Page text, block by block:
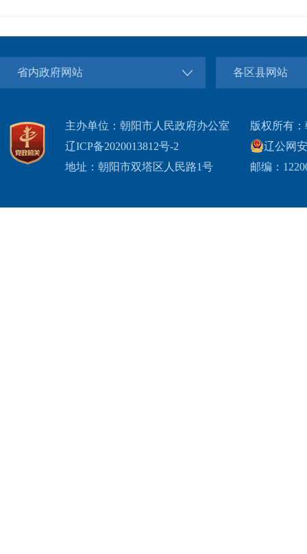
省内政府网站 各区县网站
主办单位：朝阳市人民政府办公室
辽ICP备2020013812号-2
地址：朝阳市双塔区人民路1号
版权所有
辽公网
邮编：